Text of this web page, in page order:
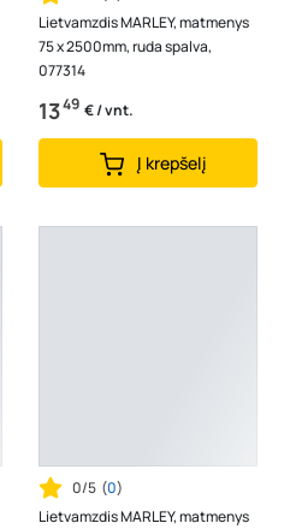
Lietvamzdis MARLEY, matmenys
75 x 2500mm, ruda spalva,
077314
1349 € / vnt.
Į krepšelį
0/5 (0)
Lietvamzdis MARLEY, matmenys